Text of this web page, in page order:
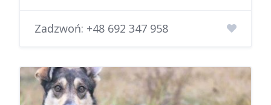
Zadzwoń: +48 692 347 958